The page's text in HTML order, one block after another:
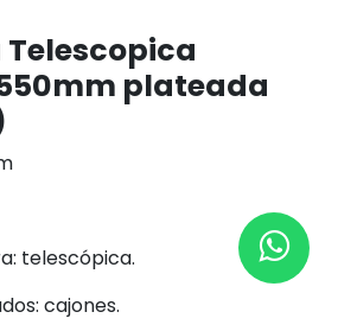
plateada
telescópica.
cajones.